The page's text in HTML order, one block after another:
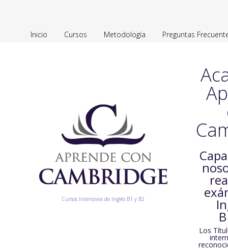
Inicio Cursos Metodología Preguntas
Cursos Intensivos de Inglés B1 y B2
Los